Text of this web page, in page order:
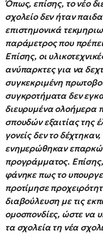
Όπως, επίσης, το νέο
σχολείο δεν ήταν
επιστημονικά
παράμετρος που
Επίσης, οι
ανύπαρκτες για να
συγκεκριμένη
συγκροτήματα δεν
διευρυμένα ολοήμερα
σπουδών εξαιτίας της
γονείς δεν το
ενημερώθηκαν
προγράμματος.
φάνηκε πως το
προτίμησε
διαβούλευση με τις
ομοσπονδίες, ώστε να
τα σχολεία τη νέα